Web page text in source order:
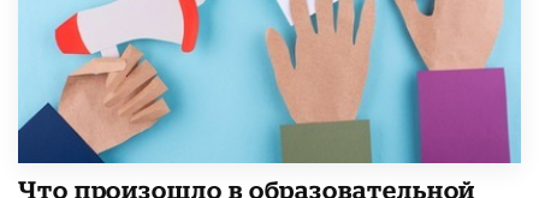
​Что произошло в образовательной